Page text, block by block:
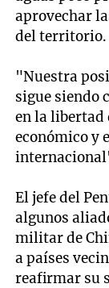
aprovechar
del territorio.
"Nuestra
sigue siendo
en la libertad
económico y
El jefe del
algunos
militar de
a países
reafirmar su